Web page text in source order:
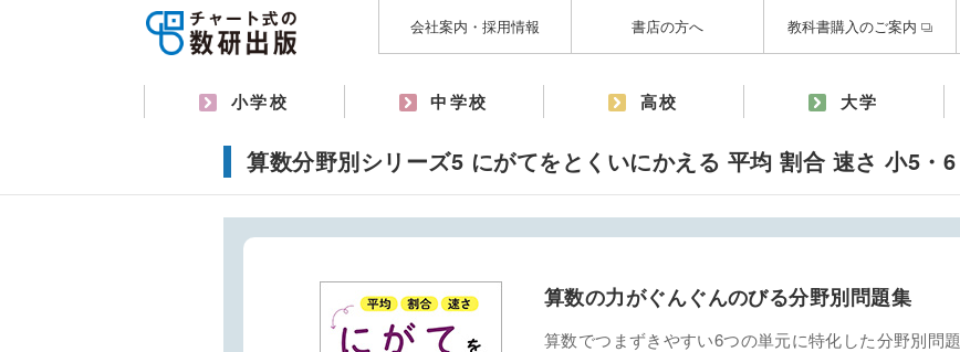
会社案内・採用情報 書店の方へ 教科書購入のご案内
小学校 中学校 高校 大学
算数分野別シリーズ5 にがてをとくいにかえる 平均 割合 速さ 小5・6
算数の力がぐんぐんのびる分野別問題集
算数でつまずきやすい6つの単元に特化した分野別問題